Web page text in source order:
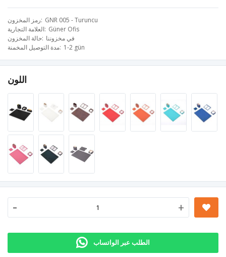
رمز المخزون GNR 005 - Turuncu
العلامة التجارية Güner Ofis
حالة المخزون في مخزوننا
مدة التوصيل المخمنة 1-2 gün
اللون
- +
الطلب عبر الواتساب